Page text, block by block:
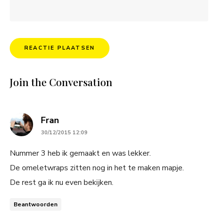
Join the Conversation
Fransays:
30/12/2015 12:09
Nummer 3 heb ik gemaakt en was lekker.
De omeletwraps zitten nog in het te maken mapje.
De rest ga ik nu even bekijken.
Beantwoorden